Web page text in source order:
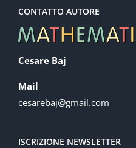
CONTATTO AUTORE
Cesare Baj
Mail
cesarebaj@gmail.com
ISCRIZIONE NEWSLETTER